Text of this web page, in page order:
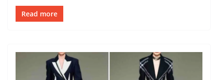
Read more